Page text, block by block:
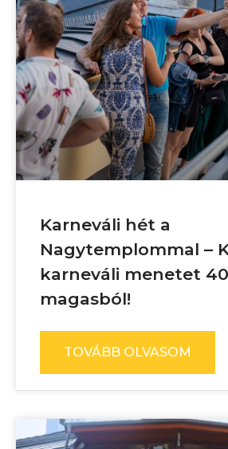
Karneváli hét a
Nagytemplommal –
karneváli menetet
magasból!
TOVÁBB OLVASOM